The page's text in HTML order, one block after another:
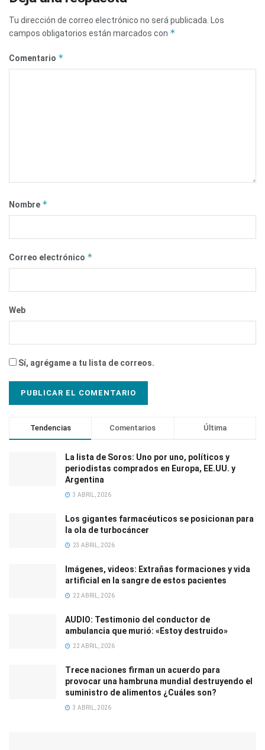
Tu dirección de correo electrónico no será publicada. Los
campos obligatorios están marcados con *
Comentario *
Nombre *
Correo electrónico *
Web
Sí, agrégame a tu lista de correos.
Tendencias Comentarios Última
La lista de Soros: Uno por uno, políticos y
periodistas comprados en Europa, EE.UU. y
Argentina
3 ABRIL, 2026
Los gigantes farmacéuticos se posicionan para
la ola de turbocáncer
23 ABRIL, 2026
Imágenes, videos: Extrañas formaciones y vida
artificial en la sangre de estos pacientes
22 ABRIL, 2026
AUDIO: Testimonio del conductor de
ambulancia que murió: «Estoy destruido»
22 ABRIL, 2026
Trece naciones firman un acuerdo para
provocar una hambruna mundial destruyendo el
suministro de alimentos ¿Cuáles son?
3 ABRIL, 2026